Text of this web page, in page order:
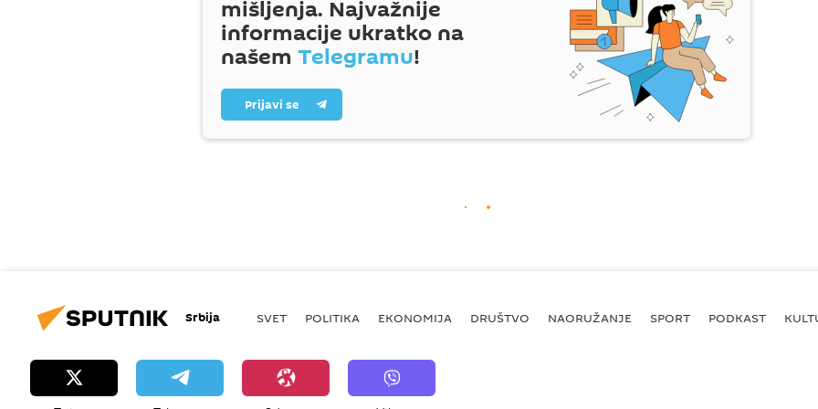
mišljenja. Najvažnije
informacije ukratko na
našem Telegramu!
Prijavi se
Srbija SVET POLITIKA EKONOMIJA DRUŠTVO NAORUŽANJE SPORT PODKAST